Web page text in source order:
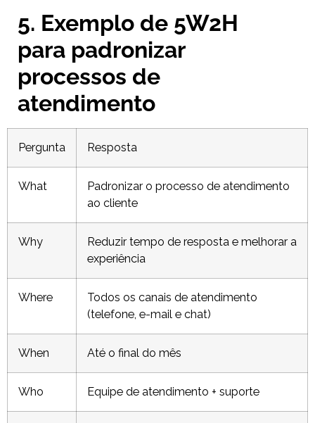
5. Exemplo de 5W2H
para padronizar
processos de
atendimento
Pergunta Resposta
What
Padronizar o processo de atendimento
ao cliente
Why
Reduzir tempo de resposta e melhorar a
experiência
Where
Todos os canais de atendimento
(telefone, e-mail e chat)
When Até o final do mês
Who Equipe de atendimento + suporte